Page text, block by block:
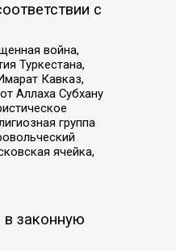
с
война,
Туркестана,
Кавказ,
Аллаха Субхану
группа
ячейка,
законную